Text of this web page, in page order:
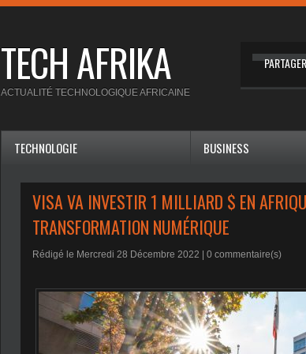
TECH AFRIKA
ACTUALITÉ TECHNOLOGIQUE AFRICAINE
TECHNOLOGIE BUSINESS
VISA VA INVESTIR 1 MILLIARD $ EN
TRANSFORMATION NUMÉRIQUE
Rédigé le Mercredi 28 Décembre 2022 | 0 commentaire(s)